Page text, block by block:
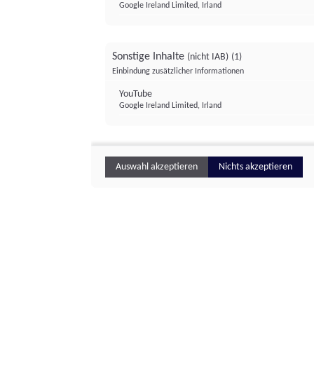
Google Ireland Limited, Irland
Sonstige Inhalte (nicht IAB) (1)
Einbindung zusätzlicher Informationen
YouTube
Google Ireland Limited, Irland
Auswahl akzeptieren Nichts akzeptieren